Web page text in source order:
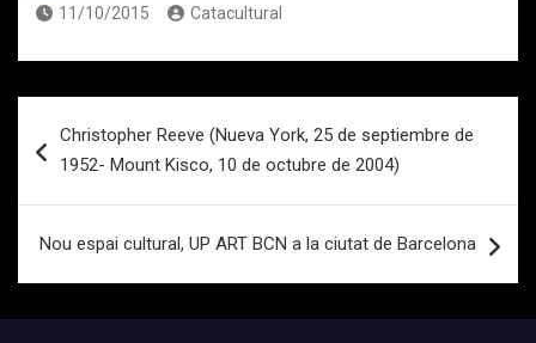
11/10/2015 Catacultural
de
Christopher Reeve (Nueva York, 25 de septiembre de
1952- Mount Kisco, 10 de octubre de 2004)
Nou espai cultural, UP ART BCN a la ciutat de Barcelona